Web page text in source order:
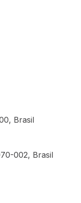
Brasil
002, Brasil